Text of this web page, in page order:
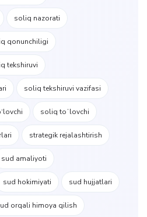
soliq nazorati
qonunchiligi
tekshiruvi
soliq tekshiruvi vazifasi
soliq toʻlovchi
strategik rejalashtirish
sud amaliyoti
sud hokimiyati sud hujjatlari
orqali himoya qilish